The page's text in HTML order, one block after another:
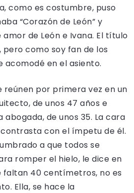
como es costumbre, puso
“Corazón de León” y
de León e Ivana. El título
como soy fan de los
acomodé en el asiento.
reúnen por primera vez en un
de unos 47 años e
abogada, de unos 35. La cara
con el ímpetu de él.
a que todos se
romper el hielo, le dice en
40 centímetros, no es
Ella, se hace la